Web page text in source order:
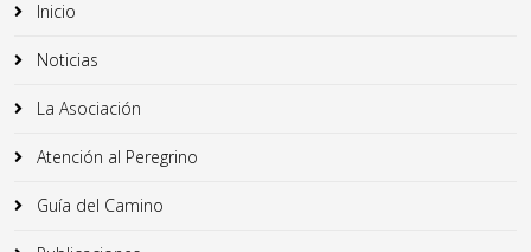
Inicio
Noticias
La Asociación
Atención al Peregrino
Guía del Camino